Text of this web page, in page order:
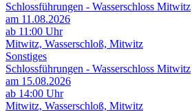
Schlossführungen - Wasserschloss Mitwitz
am 11.08.2026
ab 11:00 Uhr
Mitwitz, Wasserschloß, Mitwitz
Sonstiges
Schlossführungen - Wasserschloss Mitwitz
am 15.08.2026
ab 14:00 Uhr
Mitwitz, Wasserschloß, Mitwitz